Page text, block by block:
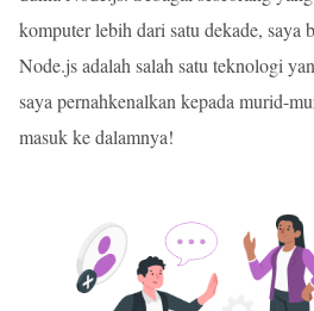
komputer lebih dari satu dekade, saya
Node.js adalah salah satu teknologi
saya pernahkenalkan kepada murid-
masuk ke dalamnya!